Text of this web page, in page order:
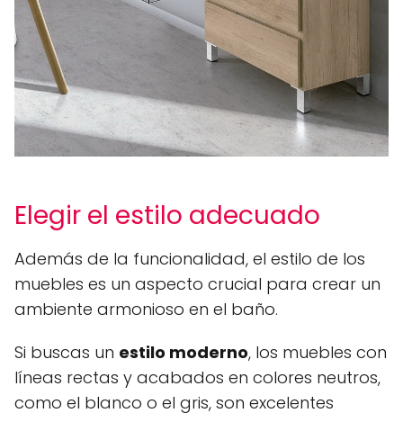
Elegir el estilo adecuado
Además de la funcionalidad, el estilo de los
muebles es un aspecto crucial para crear un
ambiente armonioso en el baño.
Si buscas un estilo moderno, los muebles con
líneas rectas y acabados en colores neutros,
como el blanco o el gris, son excelentes